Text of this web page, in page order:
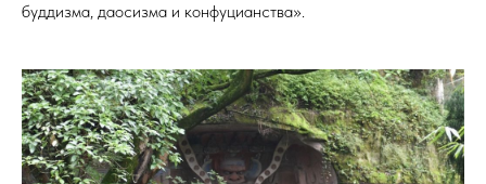
буддизма, даосизма и конфуцианства».